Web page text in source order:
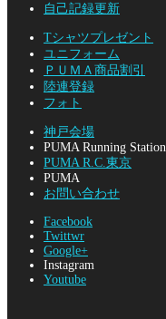
自己記録更新
Tシャツプレゼント
ユニフォーム
ＰＵＭＡ商品割引
陸連登録
フォト
神戸会場
PUMA Running Station
PUMA R.C.東京
PUMA
お問い合わせ
Facebook
Twittwr
Google+
Instagram
Youtube